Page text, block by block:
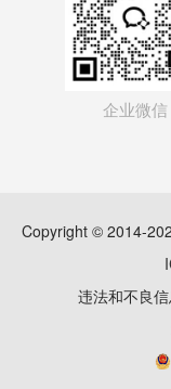
企业微信
Copyright © 2014-
违法和不良